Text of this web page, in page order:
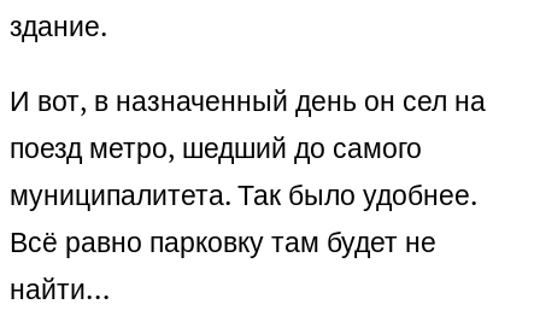
здание.
И вот, в назначенный день он сел на
поезд метро, шедший до самого
муниципалитета. Так было удобнее.
Всё равно парковку там будет не
найти…